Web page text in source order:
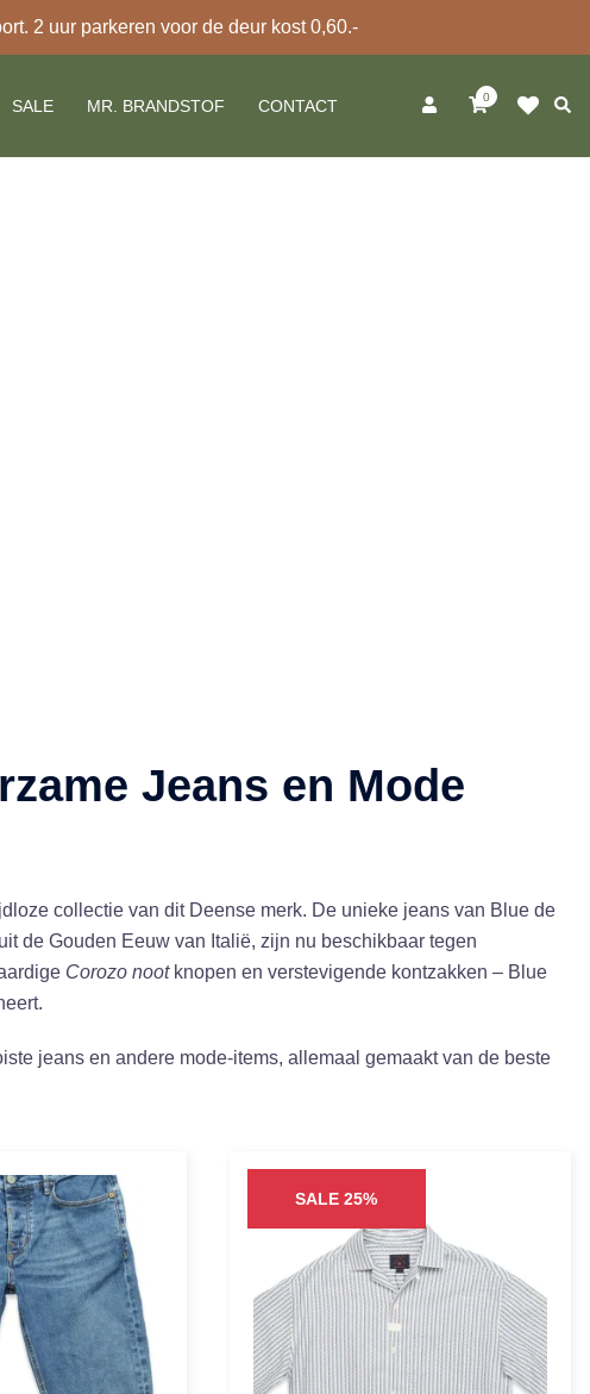
2 uur parkeren voor de deur kost 0,60.-
SALE MR. BRANDSTOF CONTACT 0
Jeans en Mode
collectie van dit Deense merk. De unieke jeans van Blue de
de Gouden Eeuw van Italië, zijn nu beschikbaar tegen
Corozo nootknopen en verstevigende kontzakken – Blue
jeans en andere mode-items, allemaal gemaakt van de beste
SALE 25%